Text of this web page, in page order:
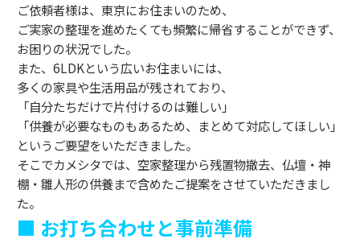
ご依頼者様は、東京にお住まいのため、
ご実家の整理を進めたくても頻繁に帰省することができず、
お困りの状況でした。
また、6LDKという広いお住まいには、
多くの家具や生活用品が残されており、
「自分たちだけで片付けるのは難しい」
「供養が必要なものもあるため、まとめて対応してほしい」
というご要望をいただきました。
そこでカメシタでは、空家整理から残置物撤去、仏壇・神
棚・雛人形の供養まで含めたご提案をさせていただきまし
た。
■ お打ち合わせと事前準備